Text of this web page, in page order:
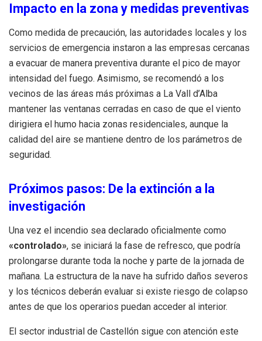
Impacto en la zona y medidas preventivas
Como medida de precaución, las autoridades locales y los
servicios de emergencia instaron a las empresas cercanas
a evacuar de manera preventiva durante el pico de mayor
intensidad del fuego. Asimismo, se recomendó a los
vecinos de las áreas más próximas a La Vall d’Alba
mantener las ventanas cerradas en caso de que el viento
dirigiera el humo hacia zonas residenciales, aunque la
calidad del aire se mantiene dentro de los parámetros de
seguridad.
Próximos pasos: De la extinción a la
investigación
Una vez el incendio sea declarado oficialmente como
«controlado», se iniciará la fase de refresco, que podría
prolongarse durante toda la noche y parte de la jornada de
mañana. La estructura de la nave ha sufrido daños severos
y los técnicos deberán evaluar si existe riesgo de colapso
antes de que los operarios puedan acceder al interior.
El sector industrial de Castellón sigue con atención este